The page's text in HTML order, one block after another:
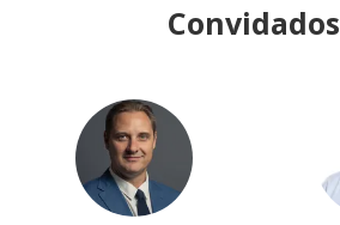
Convidados